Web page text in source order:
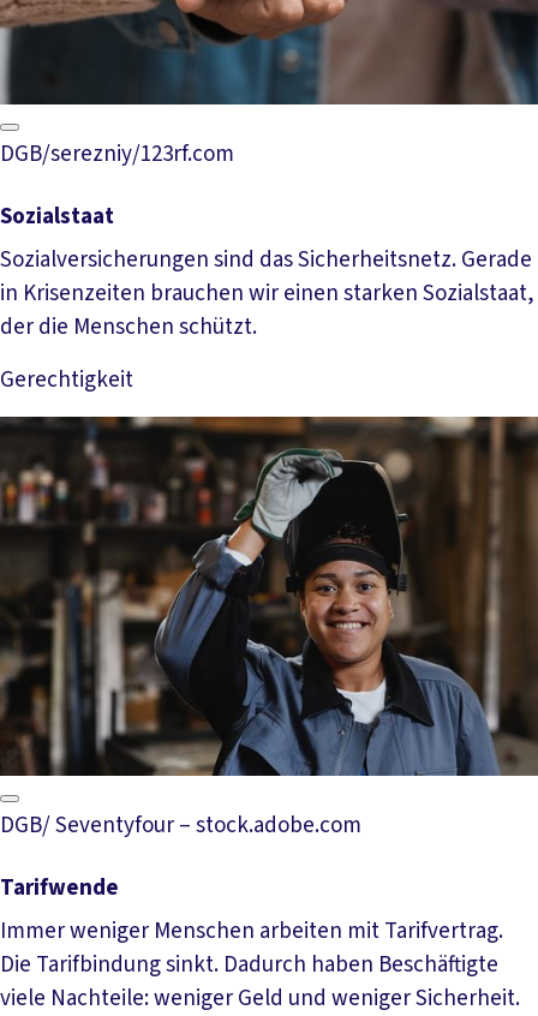
DGB/serezniy/123rf.com
Sozialstaat
Sozialversicherungen sind das Sicherheitsnetz. Gerade
in Krisenzeiten brauchen wir einen starken Sozialstaat,
der die Menschen schützt.
Gerechtigkeit
Mehr lesen
DGB/ Seventyfour – stock.adobe.com
Tarifwende
Immer weniger Menschen arbeiten mit Tarifvertrag.
Die Tarifbindung sinkt. Dadurch haben Beschäftigte
viele Nachteile: weniger Geld und weniger Sicherheit.